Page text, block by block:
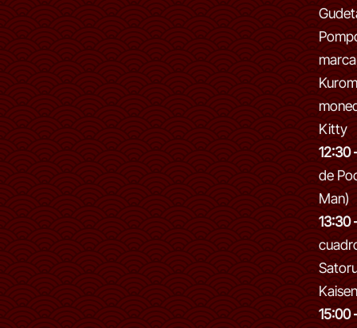
Kitty
12:30
de
Man)
13:30
15:00